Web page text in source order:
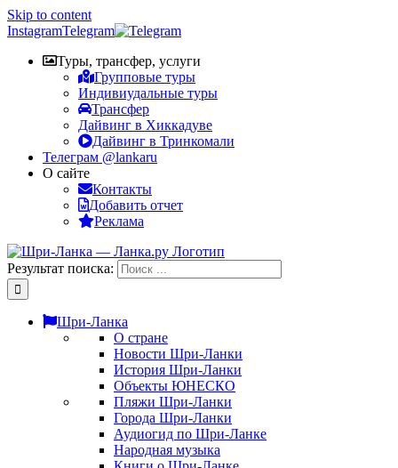
Skip to content
InstagramTelegram
Туры, трансфер, услуги
Групповые туры
Индивиудальные туры
Трансфер
Дайвинг в Хиккадуве
Дайвинг в Тринкомали
Телеграм @lankaru
О сайте
Контакты
Добавить отчет
Реклама
Результат поиска:
Шри-Ланка
О стране
Новости Шри-Ланки
История Шри-Ланки
Объекты ЮНЕСКО
Пляжи Шри-Ланки
Города Шри-Ланки
Аудиогид по Шри-Ланке
Народная музыка